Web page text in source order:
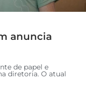
anuncia
de papel e
diretoria. O atual